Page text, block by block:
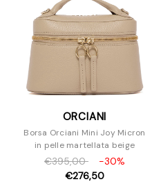
Zaini
Accessori
ORCIANI
Borsa Orciani Mini Joy Micron
in pelle martellata beige
€395,00
-30%
€276,50